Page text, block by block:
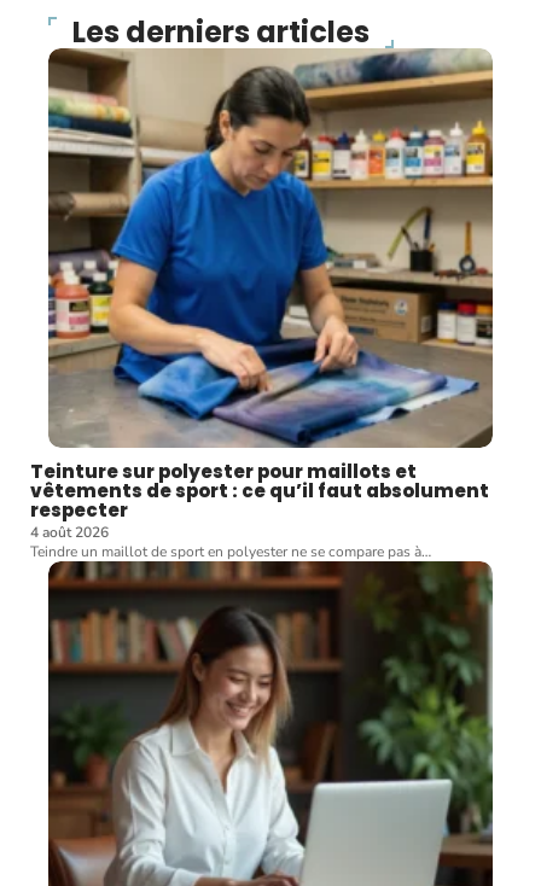
Les derniers articles
Teinture sur polyester pour maillots et
vêtements de sport : ce qu’il faut absolument
respecter
4 août 2026
Teindre un maillot de sport en polyester ne se compare pas à…